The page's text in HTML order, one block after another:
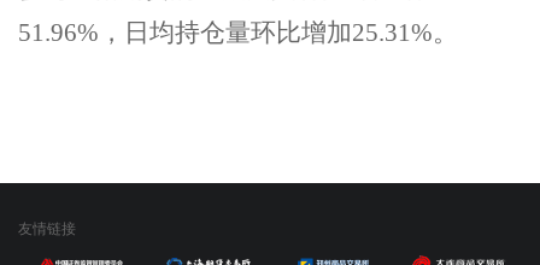
51.96% ，日均持仓量环比增加25.31%。
友情链接